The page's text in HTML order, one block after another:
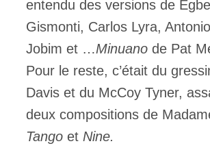
entendu des versions de
Gismonti, Carlos Lyra,
Jobim et …Minuano de Pat
Pour le reste, c’était du
Davis et du McCoy Tyner,
deux compositions de
Tango et Nine.